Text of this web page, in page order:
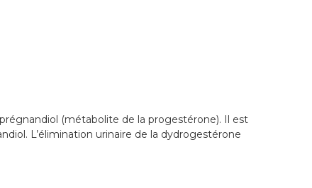
(métabolite de la progestérone). Il est
L’élimination urinaire de la dydrogestérone